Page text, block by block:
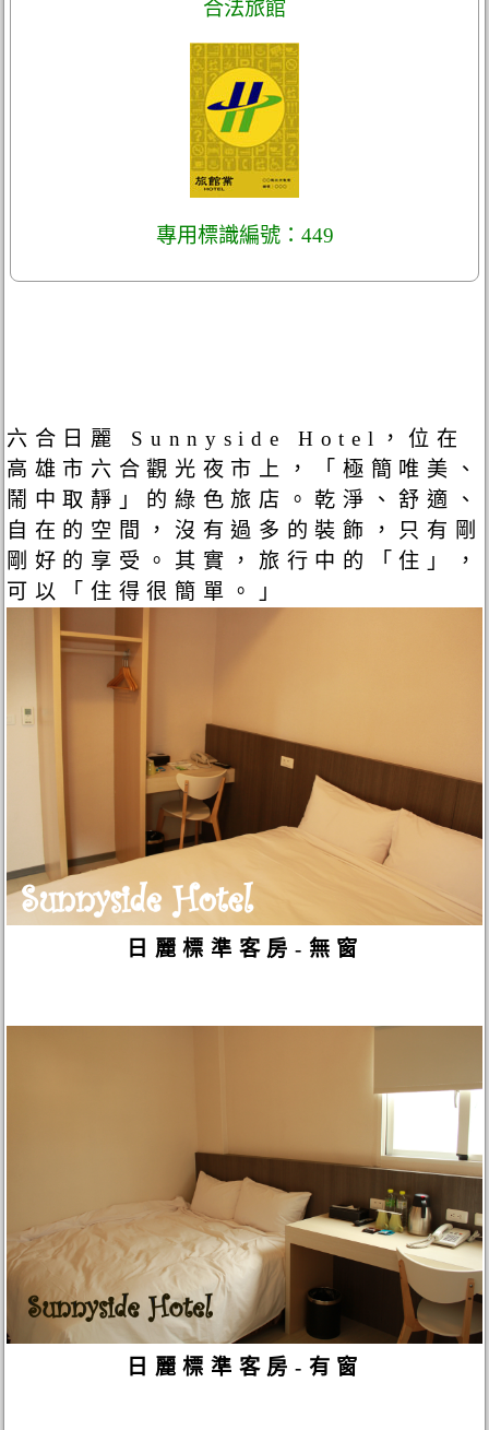
合法旅館
專用標識編號：449
六合日麗 Sunnyside Hotel，位在
高雄市六合觀光夜市上，「極簡唯美、
鬧中取靜」的綠色旅店。乾淨、舒適、
自在的空間，沒有過多的裝飾，只有剛
剛好的享受。其實，旅行中的「住」，
可以「住得很簡單。」
日麗標準客房-無窗
日麗標準客房-有窗